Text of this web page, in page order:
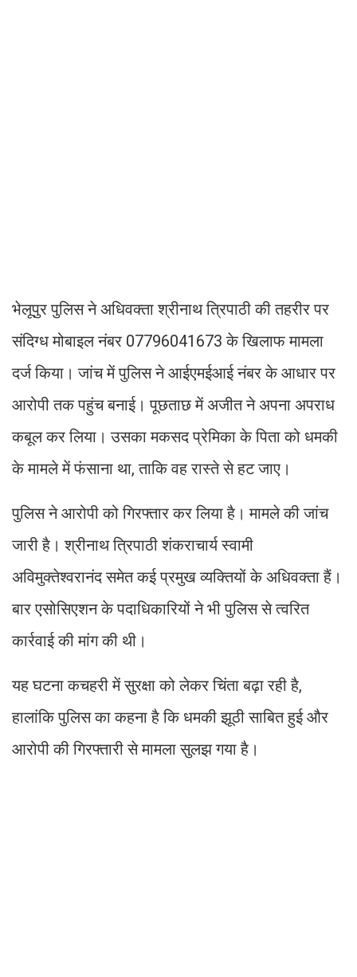
भेलूपुर पुलिस ने अधिवक्ता श्रीनाथ त्रिपाठी की तहरीर पर
संदिग्ध मोबाइल नंबर 07796041673 के खिलाफ मामला
दर्ज किया। जांच में पुलिस ने आईएमईआई नंबर के आधार पर
आरोपी तक पहुंच बनाई। पूछताछ में अजीत ने अपना अपराध
कबूल कर लिया। उसका मकसद प्रेमिका के पिता को धमकी
के मामले में फंसाना था, ताकि वह रास्ते से हट जाए।
पुलिस ने आरोपी को गिरफ्तार कर लिया है। मामले की जांच
जारी है। श्रीनाथ त्रिपाठी शंकराचार्य स्वामी
अविमुक्तेश्वरानंद समेत कई प्रमुख व्यक्तियों के अधिवक्ता हैं।
बार एसोसिएशन के पदाधिकारियों ने भी पुलिस से त्वरित
कार्रवाई की मांग की थी।
यह घटना कचहरी में सुरक्षा को लेकर चिंता बढ़ा रही है,
हालांकि पुलिस का कहना है कि धमकी झूठी साबित हुई और
आरोपी की गिरफ्तारी से मामला सुलझ गया है।